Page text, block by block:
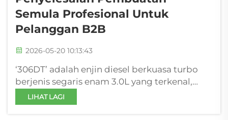
Semula Profesional Untuk
Pelanggan B2B
2026-05-20 10:13:43
‘306DT’ adalah enjin diesel berkuasa turbo
berjenis segaris enam 3.0L yang terkenal,
dibangunkan secara bersama di bawah
program Ford–Jaguar Land Rover AJD-V6,
LIHAT LAGI